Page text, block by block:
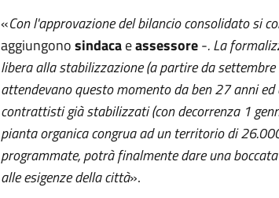
«Con l'approvazione del bilancio consolidato si
aggiungonosindacaeassessore-. La
libera alla stabilizzazione (a partire da
attendevano questo momento da ben 27 anni
contrattisti già stabilizzati (con decorrenza 1
pianta organica congrua ad un territorio di
programmate, potrà finalmente dare una
alle esigenze della città».